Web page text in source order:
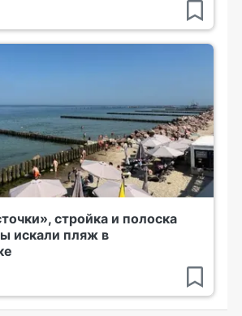
стройка и полоска
искали пляж в